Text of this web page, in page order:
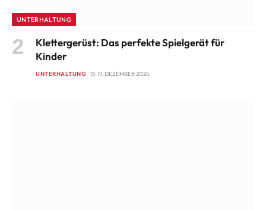
UNTERHALTUNG
Klettergerüst: Das perfekte Spielgerät für
Kinder
UNTERHALTUNG 17. DEZEMBER 2025